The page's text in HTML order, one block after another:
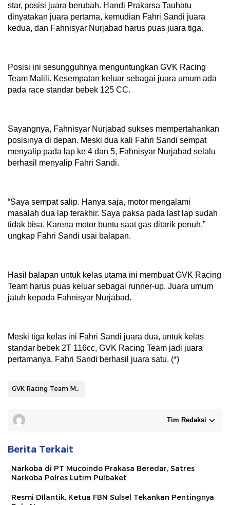
star, posisi juara berubah. Handi Prakarsa Tauhatu
dinyatakan juara pertama, kemudian Fahri Sandi juara
kedua, dan Fahnisyar Nurjabad harus puas juara tiga.
Posisi ini sesungguhnya menguntungkan GVK Racing
Team Malili. Kesempatan keluar sebagai juara umum ada
pada race standar bebek 125 CC.
Sayangnya, Fahnisyar Nurjabad sukses mempertahankan
posisinya di depan. Meski dua kali Fahri Sandi sempat
menyalip pada lap ke 4 dan 5, Fahnisyar Nurjabad selalu
berhasil menyalip Fahri Sandi.
“Saya sempat salip. Hanya saja, motor mengalami
masalah dua lap terakhir. Saya paksa pada last lap sudah
tidak bisa. Karena motor buntu saat gas ditarik penuh,”
ungkap Fahri Sandi usai balapan.
Hasil balapan untuk kelas utama ini membuat GVK Racing
Team harus puas keluar sebagai runner-up. Juara umum
jatuh kepada Fahnisyar Nurjabad.
Meski tiga kelas ini Fahri Sandi juara dua, untuk kelas
standar bebek 2T 116cc, GVK Racing Team jadi juara
pertamanya. Fahri Sandi berhasil juara satu. (*)
GVK Racing Team Malili
Tim Redaksi
Berita Terkait
Narkoba di PT Mucoindo Prakasa Beredar, Satres
Narkoba Polres Lutim Pulbaket
Resmi DIlantik, Ketua FBN Sulsel Tekankan Pentingnya